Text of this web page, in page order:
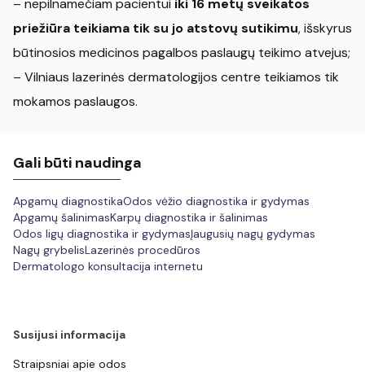
– nepilnamečiam pacientui iki 16 metų sveikatos
priežiūra teikiama tik su jo atstovų sutikimu, išskyrus
būtinosios medicinos pagalbos paslaugų teikimo atvejus;
– Vilniaus lazerinės dermatologijos centre teikiamos tik
mokamos paslaugos.
Gali būti naudinga
Apgamų diagnostikaOdos vėžio diagnostika ir gydymas
Apgamų šalinimasKarpų diagnostika ir šalinimas
Odos ligų diagnostika ir gydymasĮaugusių nagų gydymas
Nagų grybelisLazerinės procedūros
Dermatologo konsultacija internetu
Susijusi informacija
Straipsniai apie odos